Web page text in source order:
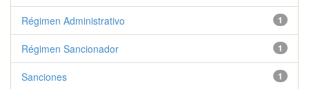
1
Régimen Administrativo
1
Régimen Sancionador
1
Sanciones